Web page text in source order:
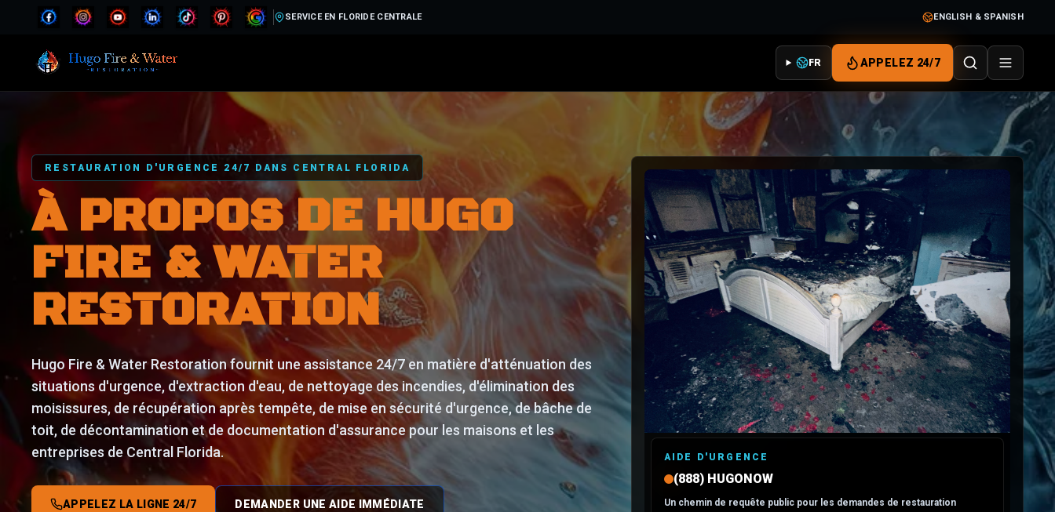
SERVICE EN FLORIDE CENTRALE ENGLISH & SPANISH
FR APPELEZ 24/7
RESTAURATION D'URGENCE 24/7 DANS CENTRAL FLORIDA
À PROPOS DE HUGO
FIRE & WATER
RESTORATION
Hugo Fire & Water Restoration fournit une assistance 24/7 en matière d'atténuation des
situations d'urgence, d'extraction d'eau, de nettoyage des incendies, d'élimination des
moisissures, de récupération après tempête, de mise en sécurité d'urgence, de bâche de
toit, de décontamination et de documentation d'assurance pour les maisons et les
entreprises de Central Florida.
APPELEZ LA LIGNE 24/7 DEMANDER UNE AIDE IMMÉDIATE
AIDE D'URGENCE
(888) HUGONOW
Un chemin de requête public pour les demandes de restauration